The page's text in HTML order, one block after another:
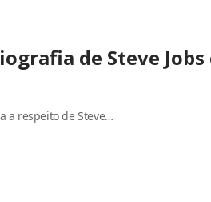
de Steve Jobs
a respeito de Steve…